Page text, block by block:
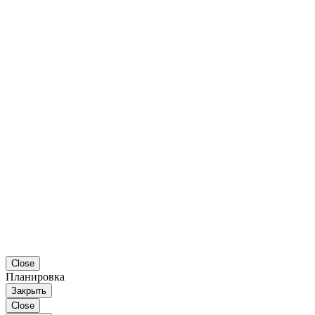
Close
Планировка
Закрыть
Close